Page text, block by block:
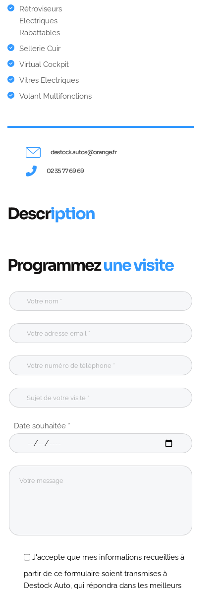
Rétroviseurs
Electriques
Rabattables
Sellerie Cuir
Virtual Cockpit
Vitres Electriques
Volant Multifonctions
destock.autos@orange.fr
02 35 77 69 69
Description
Programmezune visite
Date souhaitée *
J'accepte que mes informations recueillies à
partir de ce formulaire soient transmises à
Destock Auto, qui répondra dans les meilleurs